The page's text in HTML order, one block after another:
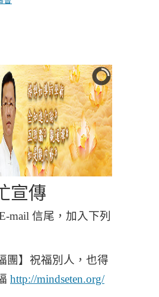
宣傳
mail 信尾，加入下列
團】祝福別人，也得
http://mindseten.org/